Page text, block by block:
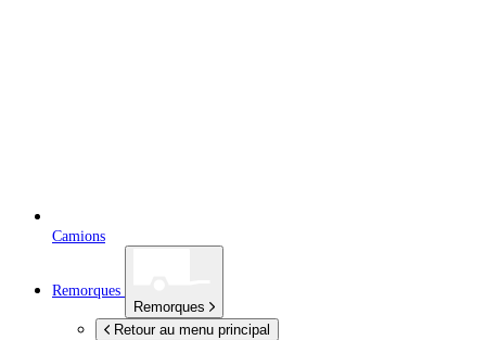
Camions
Remorques
Remorques
Retour au menu principal